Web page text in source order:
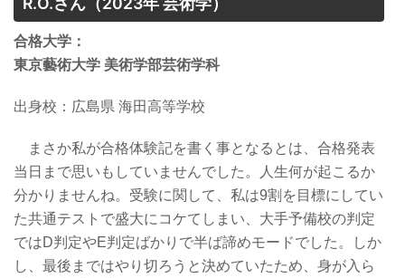
合格大学：
東京藝術大学 美術学部芸術学科
出身校：広島県 海田高等学校
まさか私が合格体験記を書く事となるとは、合格発表
当日まで思いもしていませんでした。人生何が起こるか
分かりませんね。受験に関して、私は9割を目標にしてい
た共通テストで盛大にコケてしまい、大手予備校の判定
ではD判定やE判定ばかりで半ば諦めモードでした。しか
し、最後まではやり切ろうと決めていたため、身が入ら